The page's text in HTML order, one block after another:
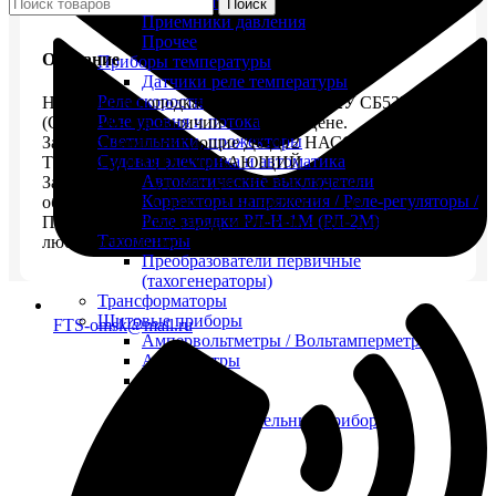
FTS-omsk@mail.ru
Приемники давления
Прочее
Приборы температуры
Датчики реле температуры
Реле скорости
Реле уровня и потока
Светильники, прожекторы
Судовая электрика и автоматика
Автоматические выключатели
Корректоры напряжения / Реле-регуляторы /
Реле зарядки РЛ-Н-1М (РЛ-2М)
Тахоментры
Преобразователи первичные
(тахогенераторы)
Трансформаторы
Щитовые приборы
Ампервольтметры / Вольтамперметры
Амперметры
Другие измерительные приборы
Поиск
Описание
Насос топливоподкачивающий БНК-12У СБ532-00
(СБ332-00-7) в наличии по низкой цене.
Запчасти/комплектующие Д6-Д12 НАСОС
ТОПЛИВОПОДКАЧИВАЮЩИЙ
Запчасти для судовых двигателей, судовое
оборудование в наличии на нашем складе.
Поставим необходимые комплектующие для судов в
любой регион России.